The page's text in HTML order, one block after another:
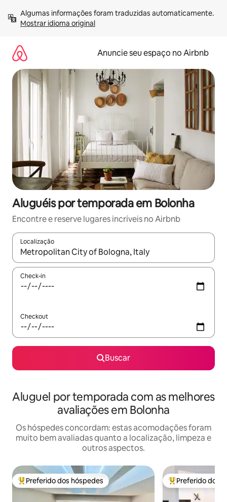
para
Mostrar idioma original
Anuncie seu espaço no Airbnb
Aluguéis por temporada em Bolonha
Encontre e reserve lugares incríveis no Airbnb
Localização
Quando os resultados estiverem disponíveis, explore-os
Check-in
Checkout
Buscar
Aluguel por temporada com as melhores
avaliações em Bolonha
Os hóspedes concordam: estas acomodações foram
muito bem avaliadas quanto a localização, limpeza e
outros aspectos.
Entre os melhores preferidos dos hóspedes
Preferido dos hóspedes Entre os
Preferido dos